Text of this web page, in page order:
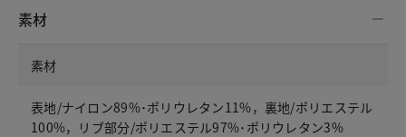
素材
素材
表地/ナイロン89%･ポリウレタン11%，裏地/ポリエステル
100%，リブ部分/ポリエステル97%･ポリウレタン3%